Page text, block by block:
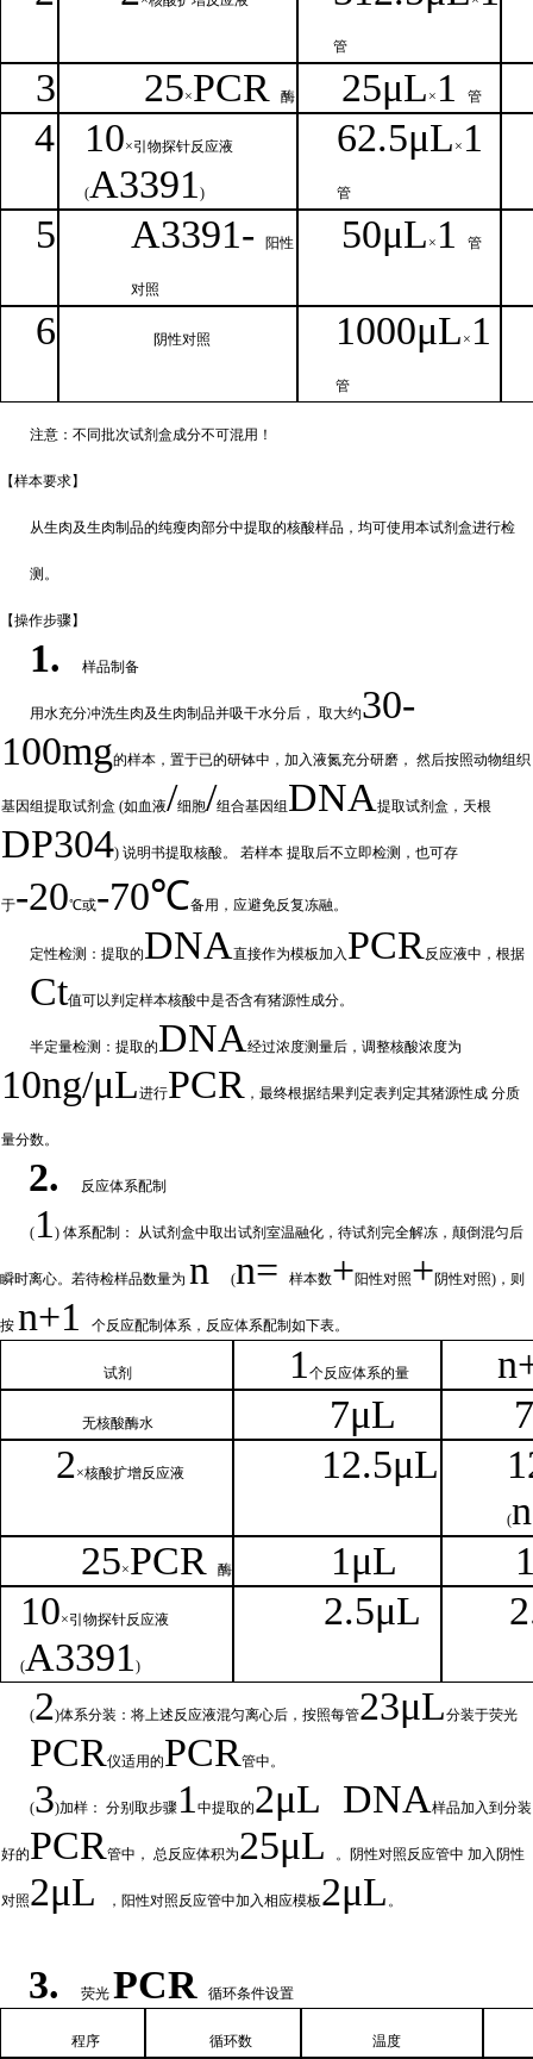
管
3 25×PCR 酶 25μL × 1 管
4 10×引物探针反应液
(A3391)
62.5μL × 1
管
5 A3391- 阳性
对照
50μL × 1管
6 阴性对照 1000μL × 1
管
注意：不同批次试剂盒成分不可混用！
【样本要求】
从生肉及生肉制品的纯瘦肉部分中提取的核酸样品，均可使用本试剂盒进行检
测。
【操作步骤】
1. 样品制备
用水充分冲洗生肉及生肉制品并吸干水分后， 取大约30-
100mg的样本，置于已的研钵中，加入液氮充分研磨， 然后按照动物组织
基因组提取试剂盒 (如血液/细胞/组合基因组 DNA提取试剂盒，天根
DP304) 说明书提取核酸。 若样本 提取后不立即检测，也可存
于-20℃或-70℃备用，应避免反复冻融。
定性检测：提取的DNA直接作为模板加入 PCR反应液中，根据
Ct值可以判定样本核酸中是否含有猪源性成分。
半定量检测：提取的DNA经过浓度测量后，调整核酸浓度为
10ng/μL进行PCR，最终根据结果判定表判定其猪源性成 分质
量分数。
2. 反应体系配制
(1 ) 体系配制： 从试剂盒中取出试剂室温融化，待试剂完全解冻，颠倒混匀后
瞬时离心。若待检样品数量为 n(n=样本数+阳性对照+阴性对照)，则
按n+1个反应配制体系，反应体系配制如下表。
试剂 1 个反应体系的量
无核酸酶水 7μL
2×核酸扩增反应液 12.5μL
(
25×PCR 酶 1μL
10×引物探针反应液
(A3391)
2.5μL 2
(2)体系分装：将上述反应液混匀离心后，按照每管23μL分装于荧光
PCR仪适用的PCR管中。
(3)加样： 分别取步骤1 中提取的2μL DNA样品加入到分装
好的PCR管中， 总反应体积为25μL 。阴性对照反应管中 加入阴性
对照2μL ，阳性对照反应管中加入相应模板2μL 。
3. 荧光 PCR 循环条件设置
程序 循环数 温度